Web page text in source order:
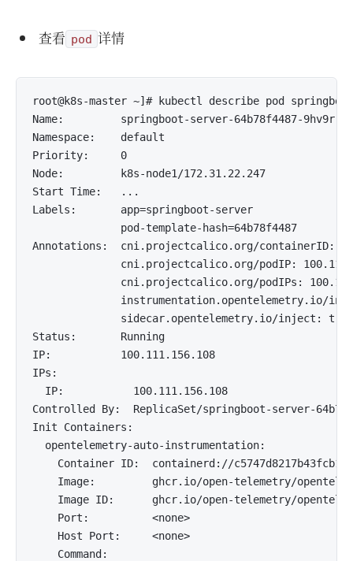
查看 pod 详情
root@k8s-master ~]# kubectl describe pod
Name:         springboot-server-64b78f4487-9hv9r
Namespace:    default
Priority:     0
Node:         k8s-node1/172.31.22.247
Start Time:   ...
Labels:       app=springboot-server
              pod-template-hash=64b78f4487
Annotations:  cni.projectcalico.org/containerID:
cni.projectcalico.org/podIP:
cni.projectcalico.org/podIPs:
instrumentation.opentelemetry.io/
              sidecar.opentelemetry.io/inject: true
Status:       Running
IP:           100.111.156.108
IPs:
  IP:           100.111.156.108
Controlled By:  ReplicaSet/springboot-server-
Init Containers:
  opentelemetry-auto-instrumentation:
Container ID:  containerd://
Image:         ghcr.io/open-telemetry/
Image ID:      ghcr.io/open-telemetry/
    Port:          <none>
    Host Port:     <none>
    Command: